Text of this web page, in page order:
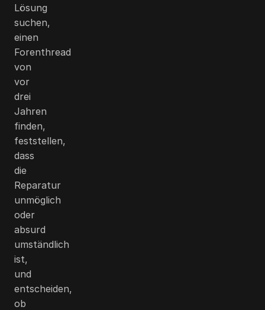
Lösung
suchen,
einen
Forenthread
von
vor
drei
Jahren
finden,
feststellen,
dass
die
Reparatur
unmöglich
oder
absurd
umständlich
ist,
und
entscheiden,
ob